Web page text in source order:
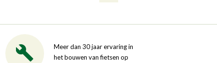
Meer dan 30 jaar ervaring in
het bouwen van fietsen op